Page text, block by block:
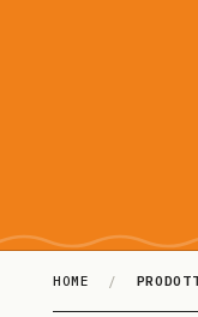
HOME /
12AG007